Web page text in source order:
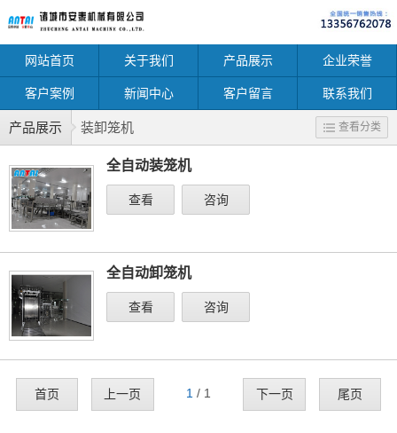
网站首页 关于我们 产品展示 企业荣誉
客户案例 新闻中心 客户留言 联系我们
产品展示 装卸笼机 查看分类
全自动装笼机
查看 咨询
全自动卸笼机
查看 咨询
首页 上一页 1 / 1 下一页 尾页